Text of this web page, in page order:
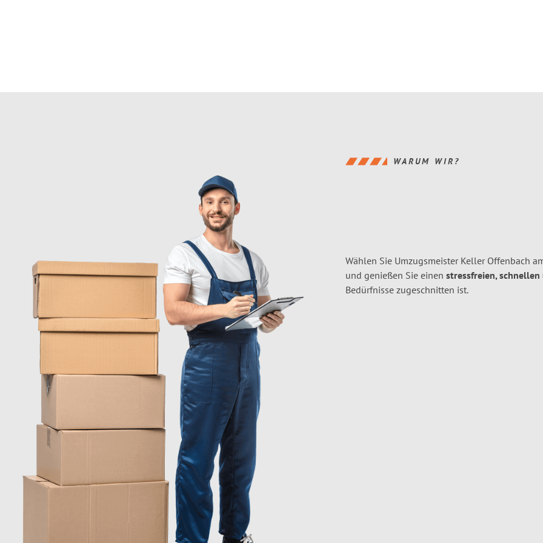
WARUM WIR?
Wählen Sie Umzugsmeister Keller Offenbach
und genießen Sie einen stressfreien,
Bedürfnisse zugeschnitten ist.